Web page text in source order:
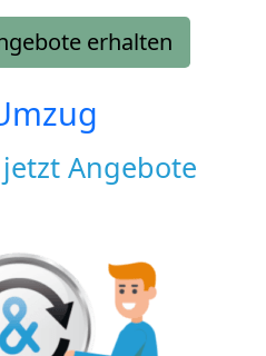
erhalten
Angebote